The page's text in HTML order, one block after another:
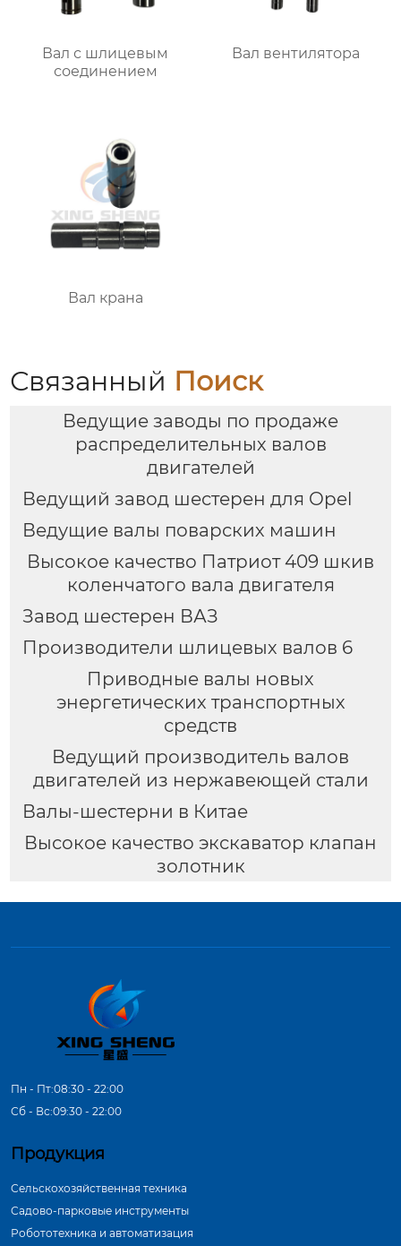
Вал с шлицевым
соединением
Вал вентилятора
Вал крана
Связанный Поиск
Ведущие заводы по продаже
распределительных валов
двигателей
Ведущий завод шестерен для Opel
Ведущие валы поварских машин
Высокое качество Патриот 409 шкив
коленчатого вала двигателя
Завод шестерен ВАЗ
Производители шлицевых валов 6
Приводные валы новых
энергетических транспортных
средств
Ведущий производитель валов
двигателей из нержавеющей стали
Валы-шестерни в Китае
Высокое качество экскаватор клапан
золотник
Пн - Пт:08:30 - 22:00
Сб - Вс:09:30 - 22:00
Продукция
Сельскохозяйственная техника
Садово-парковые инструменты
Робототехника и автоматизация